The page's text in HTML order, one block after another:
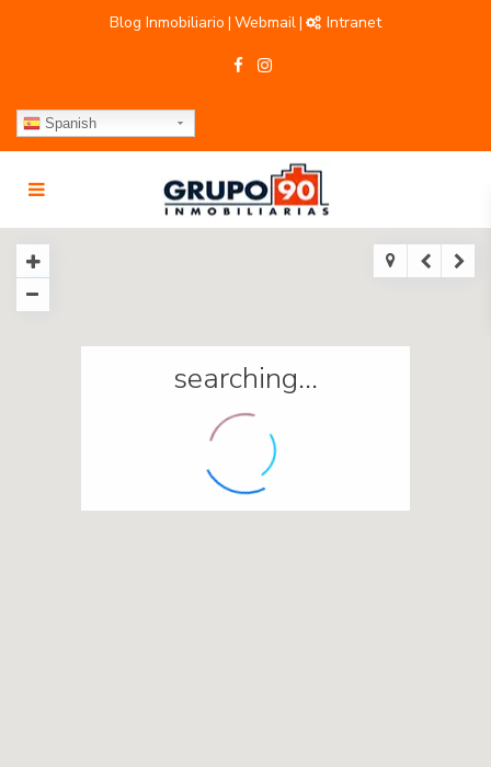
Blog Inmobiliario | Webmail| Intranet
Spanish
searching...